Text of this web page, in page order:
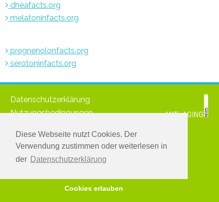
Diese Webseite nutzt Cookies. Der
Verwendung zustimmen oder weiterlesen in
der Datenschutzerklärung
Cookies erlauben
dheafacts.org
melatoninfacts.org
pregnenolonfacts.org
serotoninfacts.org
Datenschutzerklärung
Nutzungsbedingungen
© 2021 www.medichronpublications.com
Greifen Sie zu:
Hier anmelden